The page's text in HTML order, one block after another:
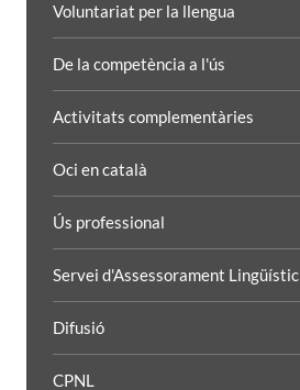
Voluntariat per la llengua
De la competència a l'ús
Activitats complementàries
Oci en català
Ús professional
Servei d'Assessorament Lingüístic
Difusió
CPNL